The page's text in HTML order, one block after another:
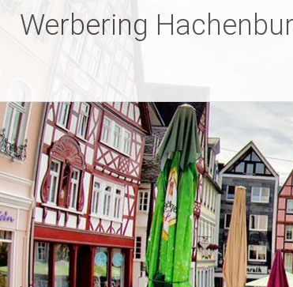
InhaltWerbering